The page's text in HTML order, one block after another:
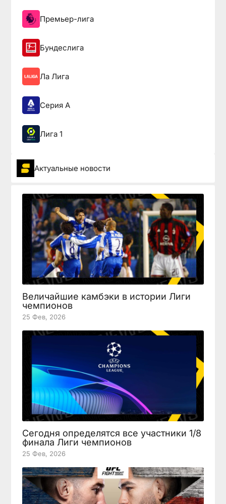
Премьер-лига
Бундеслига
Ла Лига
Серия А
Лига 1
Актуальные новости
Величайшие камбэки в истории Лиги
чемпионов
25 Фев, 2026
Сегодня определятся все участники 1/8
финала Лиги чемпионов
25 Фев, 2026